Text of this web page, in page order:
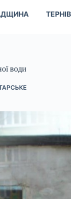
води